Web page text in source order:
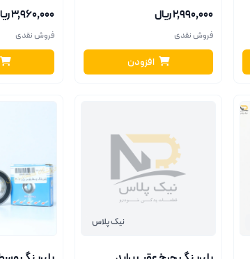
۲٬۹۹۰٬۰۰۰ ریال
فروش نقدی
افزودن
۳٬۹۶۰٬۰۰۰ ریال
فروش نقدی
نیک پلاس